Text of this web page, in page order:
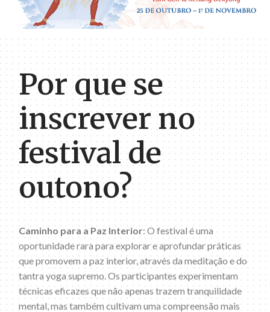
Por que se
inscrever no
festival de
outono?
Caminho para a Paz Interior: O festival é uma
oportunidade rara para explorar e aprofundar práticas
que promovem a paz interior, através da meditação e do
tantra yoga supremo. Os participantes experimentam
técnicas eficazes que não apenas trazem tranquilidade
mental, mas também cultivam uma compreensão mais